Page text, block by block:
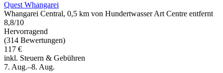
Quest Whangarei
Whangarei Central, 0,5 km von Hundertwasser Art Centre entfernt
8,8/10
Hervorragend
(314 Bewertungen)
117 €
inkl. Steuern & Gebühren
7. Aug.–8. Aug.